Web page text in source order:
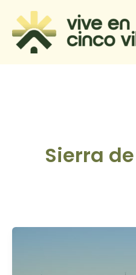
contenido
Sierra